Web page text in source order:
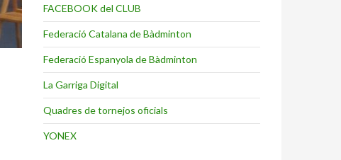
FACEBOOK del CLUB
Federació Catalana de Bàdminton
Federació Espanyola de Bàdminton
La Garriga Digital
Quadres de tornejos oficials
YONEX